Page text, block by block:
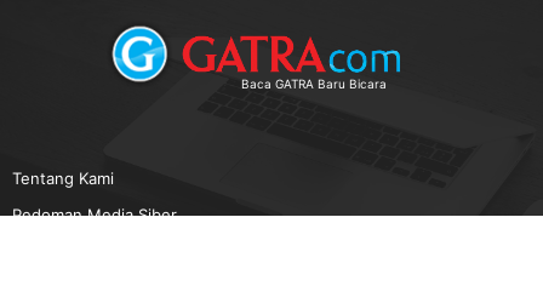
Baca GATRA Baru Bicara
Tentang Kami
Pedoman Media Siber